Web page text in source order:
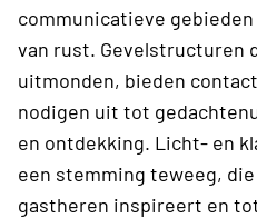
communicatieve
van rust. Gevelstructuren
uitmonden, bieden
nodigen uit tot
en ontdekking. Licht- en
een stemming teweeg,
gastheren inspireert en